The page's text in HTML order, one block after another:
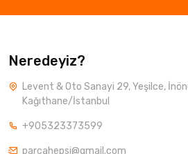
Neredeyiz?
Levent & Oto Sanayi 29, Yeşilce,
Kağıthane/İstanbul
+905323373599
parcahepsi@gmail.com